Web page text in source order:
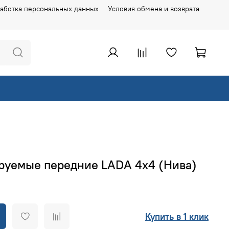
персональных данных Условия обмена и возврата
передние LADA 4x4 (Нива)
Купить в 1 клик